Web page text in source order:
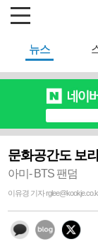
뉴스
문화공간도 보
아미- BTS 팬덤
이유경 기자